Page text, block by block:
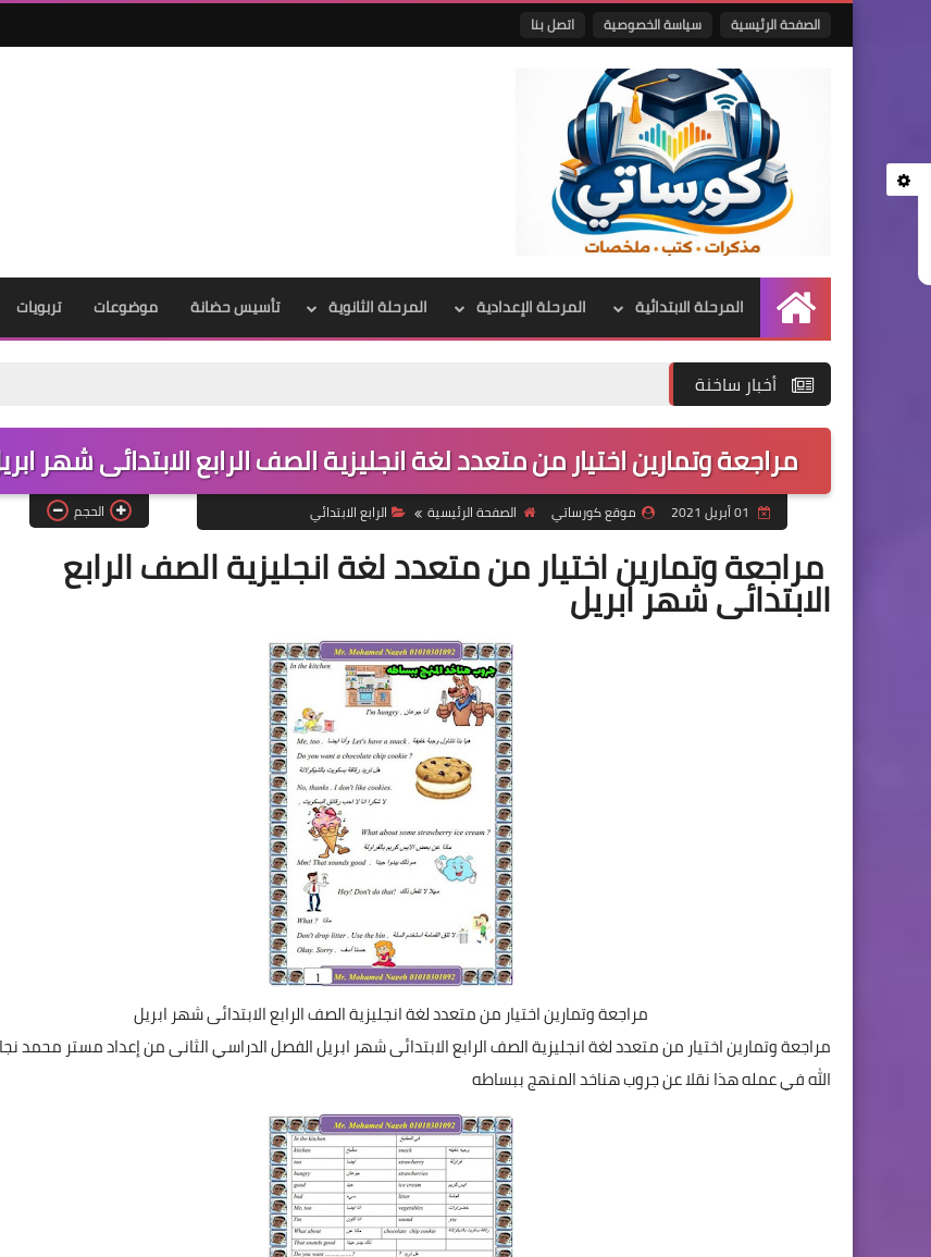
الصفحة الرئيسية سياسة الخصوصية اتصل بنا
الرئيسية
المرحلة الابتدائية المرحلة الإعدادية المرحلة الثانوية تأسيس حضانة موضوعات تربويات
أخبار ساخنة
مراجعة وتمارين اختيار من متعدد لغة انجليزية الصف الرابع الابتدائى شهر
موقع كورساتي الصفحة الرئيسية الرابع الابتدائي الحجم
مراجعة وتمارين اختيار من متعدد لغة انجليزية الصف الرابع
الابتدائى شهر ابريل
مراجعة وتمارين اختيار من متعدد لغة انجليزية الصف الرابع الابتدائى شهر ابريل
مراجعة وتمارين اختيار من متعدد لغة انجليزية الصف الرابع الابتدائى شهر ابريل الفصل الدراسي الثانى من إعداد مستر محمد
الله في عمله هذا نقلا عن جروب هناخد المنهج ببساطه